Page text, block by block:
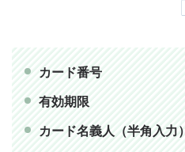
カード番号
有効期限
カード名義人（半角入力）